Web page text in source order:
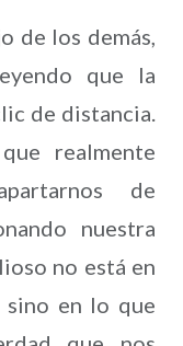
de los demás,
que la
de distancia.
realmente
de
nuestra
no está en
sino en lo que